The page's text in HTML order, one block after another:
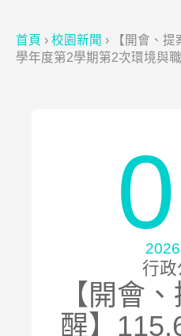
首頁 › 校園新聞 ›
【開會、
學年度第2學期第2次環境與
行政
【開會
醒】